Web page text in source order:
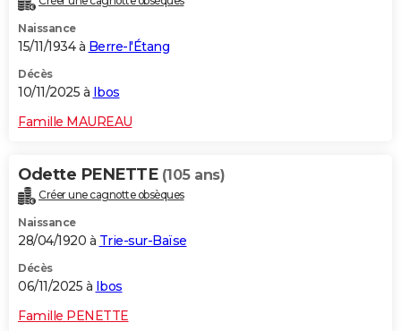
Naissance
15/11/1934 à Berre-l'Étang
Décès
10/11/2025 à Ibos
Famille MAUREAU
Odette PENETTE (105 ans)
Créer une cagnotte obsèques
Naissance
28/04/1920 à Trie-sur-Baïse
Décès
06/11/2025 à Ibos
Famille PENETTE